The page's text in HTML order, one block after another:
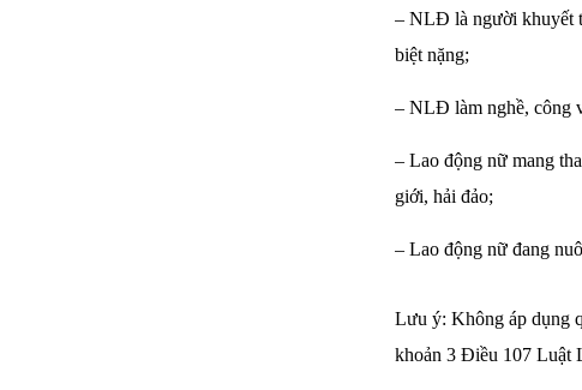
– NLĐ là người khuyết
biệt nặng;
– NLĐ làm nghề, công
– Lao động nữ mang
giới, hải đảo;
– Lao động nữ đang
Lưu ý: Không áp dụng
khoản 3 Điều 107 Luật